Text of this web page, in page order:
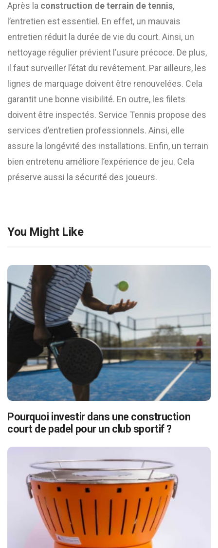
Après la construction de terrain de tennis,
l’entretien est essentiel. En effet, un mauvais
entretien réduit la durée de vie du court. Ainsi, un
nettoyage régulier prévient l’usure précoce. De plus,
il faut surveiller l’état du revêtement. Par ailleurs, les
lignes de marquage doivent être renouvelées. Cela
garantit une bonne visibilité. En outre, les filets
doivent être inspectés. Service Tennis propose des
services d’entretien professionnels. Ainsi, elle
assure la longévité des installations. Enfin, un terrain
bien entretenu améliore l’expérience de jeu. Cela
préserve aussi la sécurité des joueurs.
You Might Like
Pourquoi investir dans une construction
court de padel pour un club sportif ?